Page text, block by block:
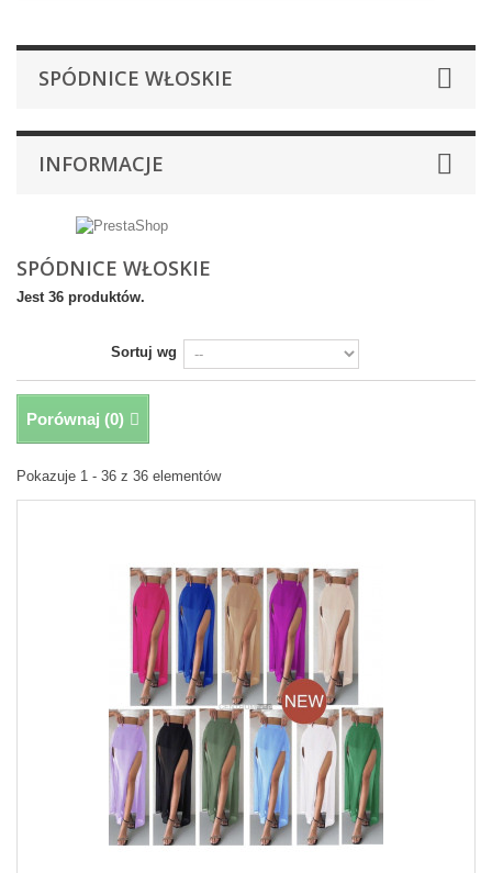
SPÓDNICE WŁOSKIE
INFORMACJE
SPÓDNICE WŁOSKIE
Jest 36 produktów.
Sortuj wg
Porównaj (0)
Pokazuje 1 - 36 z 36 elementów